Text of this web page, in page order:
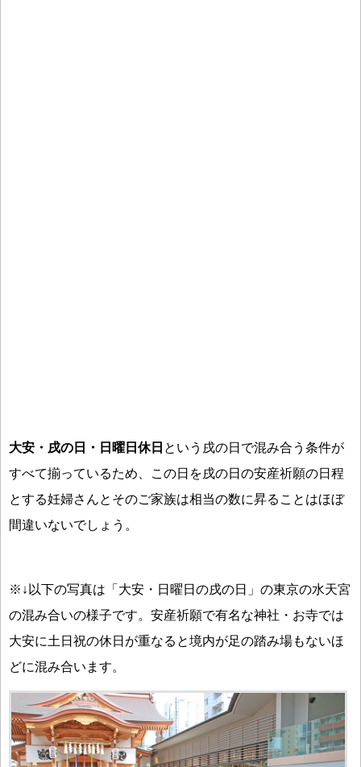
大安・戌の日・日曜日休日 という戌の日で混み合う条件が
すべて揃っているため、この日を戌の日の安産祈願の日程
とする妊婦さんとそのご家族は相当の数に昇ることはほぼ
間違いないでしょう。
※↓以下の写真は「大安・日曜日の戌の日」の東京の水天宮
の混み合いの様子です。安産祈願で有名な神社・お寺では
大安に土日祝の休日が重なると境内が足の踏み場もないほ
どに混み合います。